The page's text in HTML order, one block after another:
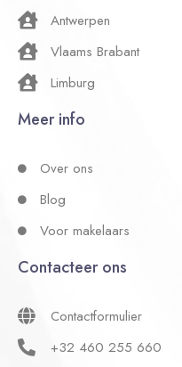
Antwerpen
Vlaams Brabant
Limburg
Meer info
Over ons
Blog
Voor makelaars
Contacteer ons
Contactformulier
+32 460 255 660